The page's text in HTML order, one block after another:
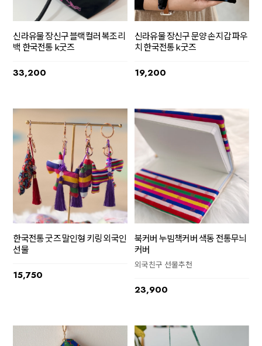
신라유물 장신구 블랙컬러 복조리
백 한국전통 k굿즈
33,200
신라유물 장신구 문양 손지갑 파우
치 한국전통 k굿즈
19,200
한국전통 굿즈 말인형 키링 외국인
선물
15,750
북커버 누빔책커버 색동 전통무늬
커버
외국친구 선물추천
23,900